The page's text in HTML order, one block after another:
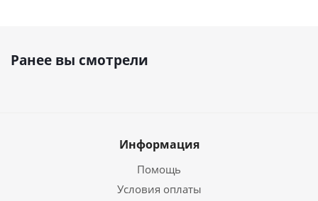
Ранее вы смотрели
Информация
Помощь
Условия оплаты